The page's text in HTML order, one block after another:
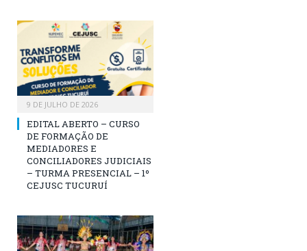
9 DE JULHO DE 2026
EDITAL ABERTO – CURSO
DE FORMAÇÃO DE
MEDIADORES E
CONCILIADORES JUDICIAIS
– TURMA PRESENCIAL – 1º
CEJUSC TUCURUÍ